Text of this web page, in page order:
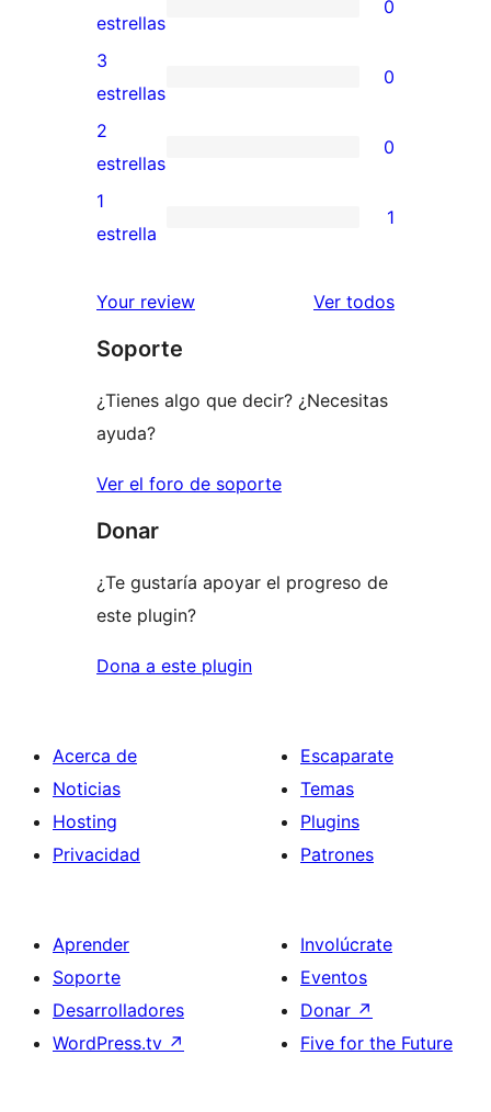
de
5
estrellas
0
valoraciones
de
4
estrellas
estrellas
0
0
valoraciones
de
3
estrellas
3
estrellas
0
0
valoraciones
de
estrellas
2
estrellas
0
1
de
estrellas
1
estrella
1
Your review Ver todoslos
Soporte
¿Tienes algo que decir? ¿Necesitas
ayuda?
Ver el foro de soporte
Donar
¿Te gustaría apoyar el progreso de
este plugin?
Dona a este plugin
Acerca de
Noticias
Hosting
Privacidad
Escaparate
Temas
Plugins
Patrones
Aprender
Soporte
Desarrolladores
WordPress.tv ↗
Involúcrate
Eventos
Donar ↗
Five for the Future